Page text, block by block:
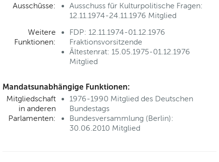
Ausschüsse:
Ausschuss für Kulturpolitische Fragen:
12.11.1974-24.11.1976 Mitglied
Weitere
Funktionen:
FDP: 12.11.1974-01.12.1976
Fraktionsvorsitzende
Ältestenrat: 15.05.1975-01.12.1976
Mitglied
Mandatsunabhängige Funktionen:
Mitgliedschaft
in anderen
Parlamenten:
1976-1990 Mitglied des Deutschen
Bundestags
Bundesversammlung (Berlin):
30.06.2010 Mitglied